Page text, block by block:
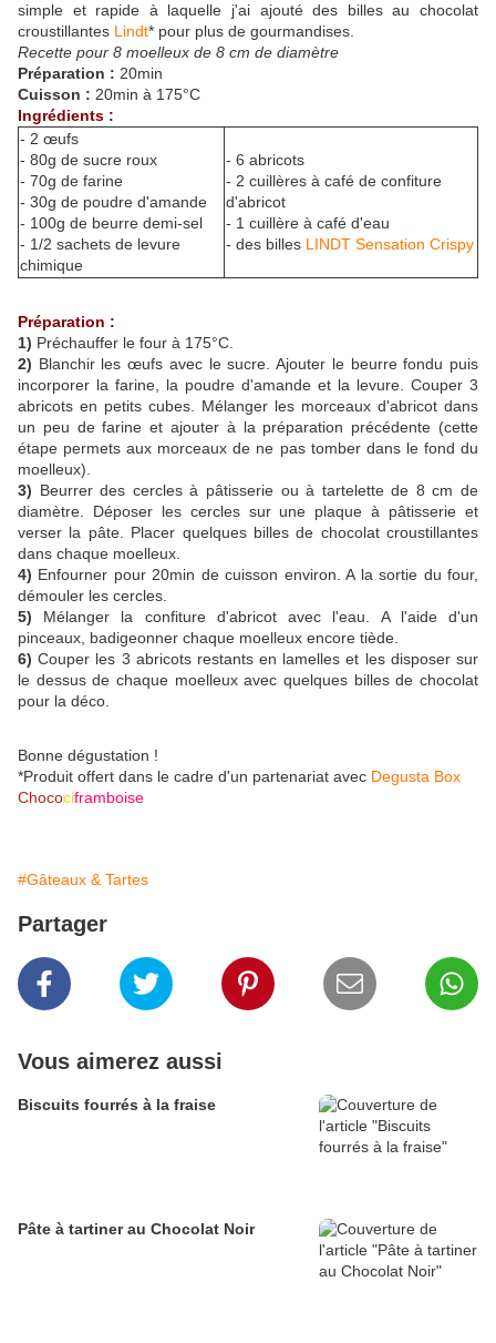
simple et rapide à laquelle j'ai ajouté des billes au chocolat
croustillantes Lindt* pour plus de gourmandises.
Recette pour 8 moelleux de 8 cm de diamètre
Préparation : 20min
Cuisson : 20min à 175°C
Ingrédients :
- 2 œufs
- 80g de sucre roux
- 70g de farine
- 30g de poudre d'amande
- 100g de beurre demi-sel
- 1/2 sachets de levure
chimique
- 6 abricots
- 2 cuillères à café de confiture
d'abricot
- 1 cuillère à café d'eau
- des billes LINDT Sensation Crispy
Préparation :
1) Préchauffer le four à 175°C.
2) Blanchir les œufs avec le sucre. Ajouter le beurre fondu puis
incorporer la farine, la poudre d'amande et la levure. Couper 3
abricots en petits cubes. Mélanger les morceaux d'abricot dans
un peu de farine et ajouter à la préparation précédente (cette
étape permets aux morceaux de ne pas tomber dans le fond du
moelleux).
3) Beurrer des cercles à pâtisserie ou à tartelette de 8 cm de
diamètre. Déposer les cercles sur une plaque à pâtisserie et
verser la pâte. Placer quelques billes de chocolat croustillantes
dans chaque moelleux.
4) Enfourner pour 20min de cuisson environ. A la sortie du four,
démouler les cercles.
5) Mélanger la confiture d'abricot avec l'eau. A l'aide d'un
pinceaux, badigeonner chaque moelleux encore tiède.
6)Couper les 3 abricots restants en lamelles et les disposer sur
le dessus de chaque moelleux avec quelques billes de chocolat
pour la déco.
Bonne dégustation !
*Produit offert dans le cadre d'un partenariat avec Degusta Box
Chocociframboise
#Gâteaux & Tartes
Partager
Vous aimerez aussi
Biscuits fourrés à la fraise
Pâte à tartiner au Chocolat Noir